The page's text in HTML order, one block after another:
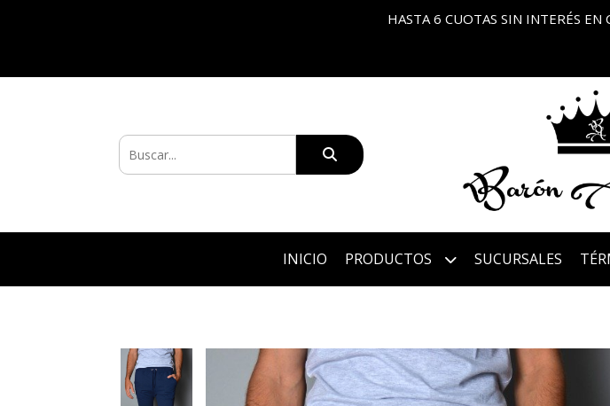
HASTA 6 CUOTAS SIN INTERÉS
INICIO PRODUCTOS SUCURSALES